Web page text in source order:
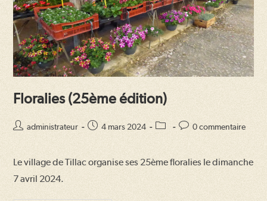
Floralies (25ème édition)
Auteur/autrice
publication :
administrateur
Publication
4 mars 2024
Post
Commentaires
publication :
0 commentaire
Le village de Tillac organise ses 25ème floralies le dimanche
7 avril 2024.